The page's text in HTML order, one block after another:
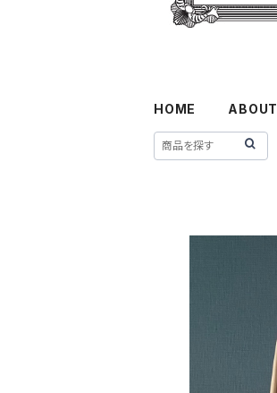
HOME ABOUT